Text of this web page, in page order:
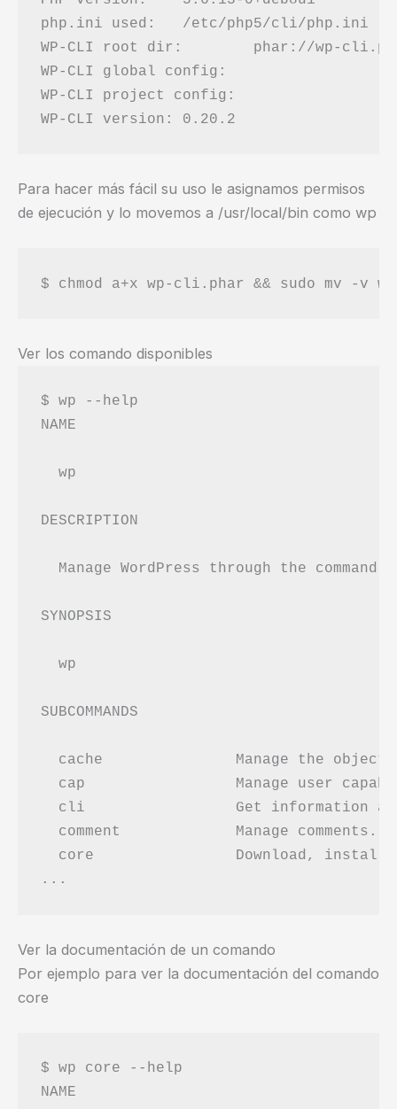
php.ini used:	/etc/php5/cli/php.ini
WP-CLI root dir:	phar://wp-cli.phar
WP-CLI global config:
WP-CLI project config:
Para hacer más fácil su uso le asignamos permisos
de ejecución y lo movemos a /usr/local/bin como wp
Ver los comando disponibles
$ wp --help
NAME
  wp
DESCRIPTION
Manage WordPress through the command-
SYNOPSIS
  wp
SUBCOMMANDS
cache               Manage the object
cap                 Manage user
cli                 Get information
  comment             Manage comments.
core                Download,
Ver la documentación de un comando
Por ejemplo para ver la documentación del comando
core
$ wp core --help
NAME